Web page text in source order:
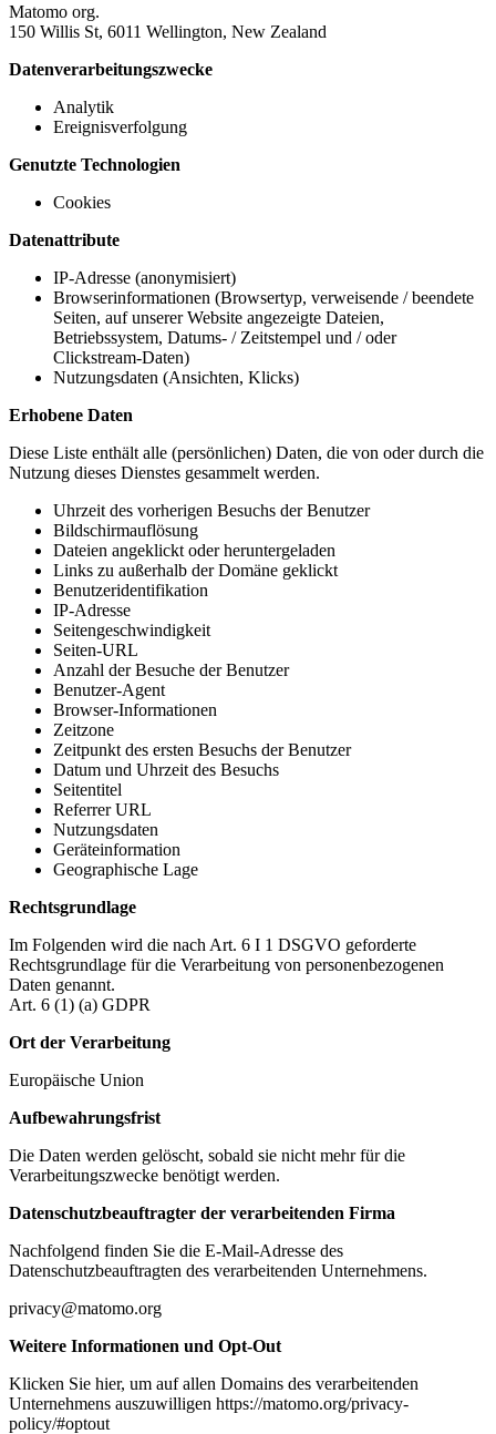
Matomo org.
150 Willis St, 6011 Wellington, New Zealand
Datenverarbeitungszwecke
Analytik
Ereignisverfolgung
Genutzte Technologien
Cookies
Datenattribute
IP-Adresse (anonymisiert)
Browserinformationen (Browsertyp, verweisende / beendete
Seiten, auf unserer Website angezeigte Dateien,
Betriebssystem, Datums- / Zeitstempel und / oder
Clickstream-Daten)
Nutzungsdaten (Ansichten, Klicks)
Erhobene Daten
Diese Liste enthält alle (persönlichen) Daten, die von oder durch die
Nutzung dieses Dienstes gesammelt werden.
Uhrzeit des vorherigen Besuchs der Benutzer
Bildschirmauflösung
Dateien angeklickt oder heruntergeladen
Links zu außerhalb der Domäne geklickt
Benutzeridentifikation
IP-Adresse
Seitengeschwindigkeit
Seiten-URL
Anzahl der Besuche der Benutzer
Benutzer-Agent
Browser-Informationen
Zeitzone
Zeitpunkt des ersten Besuchs der Benutzer
Datum und Uhrzeit des Besuchs
Seitentitel
Referrer URL
Nutzungsdaten
Geräteinformation
Geographische Lage
Rechtsgrundlage
Im Folgenden wird die nach Art. 6 I 1 DSGVO geforderte
Rechtsgrundlage für die Verarbeitung von personenbezogenen
Daten genannt.
Art. 6 (1) (a) GDPR
Ort der Verarbeitung
Europäische Union
Aufbewahrungsfrist
Die Daten werden gelöscht, sobald sie nicht mehr für die
Verarbeitungszwecke benötigt werden.
Datenschutzbeauftragter der verarbeitenden Firma
Nachfolgend finden Sie die E-Mail-Adresse des
Datenschutzbeauftragten des verarbeitenden Unternehmens.
privacy@matomo.org
Weitere Informationen und Opt-Out
Klicken Sie hier, um auf allen Domains des verarbeitenden
Unternehmens auszuwilligen https://matomo.org/privacy-
policy/#optout